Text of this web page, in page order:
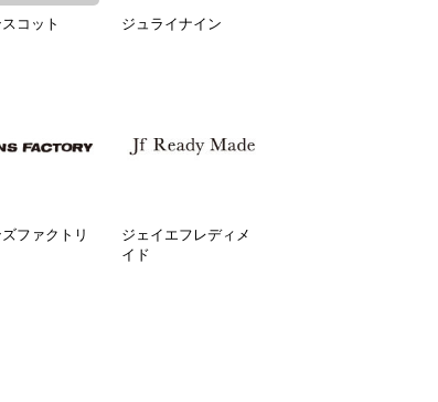
コット ジュライナイン
ファクトリ
ジェイエフレディメ
イド